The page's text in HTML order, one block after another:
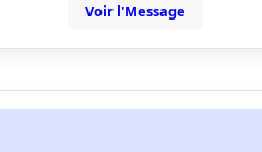
Voir l'Message